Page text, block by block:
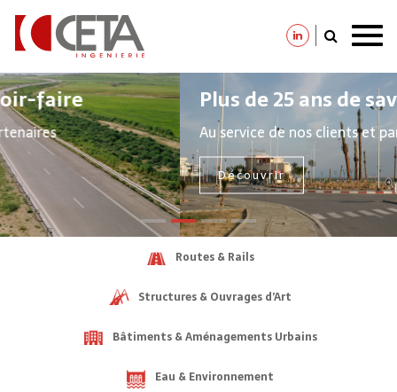
au
contenu
principal
Plus de 25 ans de savoir-faire
Au service de nos clients et partenaires
Découvrir
Routes & Rails
Structures & Ouvrages d’Art
Bâtiments & Aménagements Urbains
Eau & Environnement